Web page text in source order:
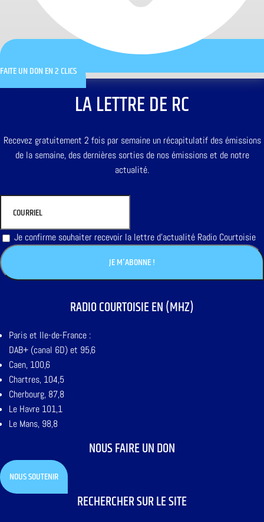
FAITE UN DON EN 2 CLICS
LA LETTRE DE RC
Recevez gratuitement 2 fois par semaine un récapitulatif des émissions
de la semaine, des dernières sorties de nos émissions et de notre
actualité.
Je confirme souhaiter recevoir la lettre d'actualité Radio Courtoisie
RADIO COURTOISIE EN (MHZ)
Paris et Ile-de-France :
DAB+ (canal 6D) et 95,6
Caen, 100,6
Chartres, 104,5
Cherbourg, 87,8
Le Havre 101,1
Le Mans, 98,8
NOUS FAIRE UN DON
NOUS SOUTENIR
RECHERCHER SUR LE SITE